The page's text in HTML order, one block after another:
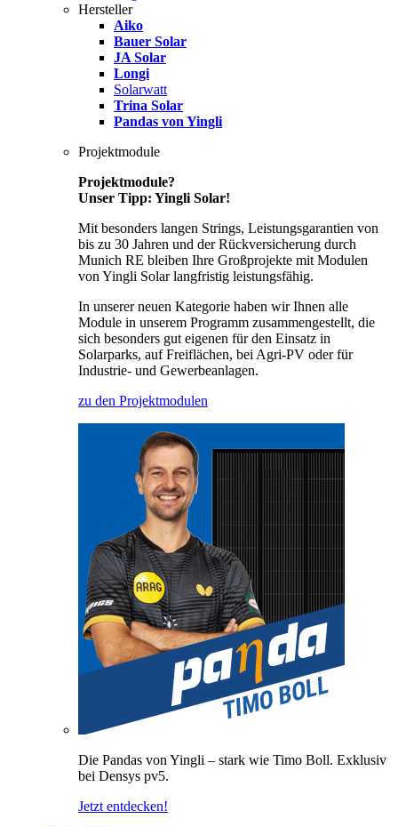
Hersteller
Aiko
Bauer Solar
JA Solar
Longi
Solarwatt
Trina Solar
Pandas von Yingli
Projektmodule
Projektmodule?
Unser Tipp: Yingli Solar!
Mit besonders langen Strings, Leistungsgarantien von
bis zu 30 Jahren und der Rückversicherung durch
Munich RE bleiben Ihre Großprojekte mit Modulen
von Yingli Solar langfristig leistungsfähig.
In unserer neuen Kategorie haben wir Ihnen alle
Module in unserem Programm zusammengestellt, die
sich besonders gut eigenen für den Einsatz in
Solarparks, auf Freiflächen, bei Agri-PV oder für
Industrie- und Gewerbeanlagen.
zu den Projektmodulen
Die Pandas von Yingli – stark wie Timo Boll. Exklusiv
bei Densys pv5.
Jetzt entdecken!